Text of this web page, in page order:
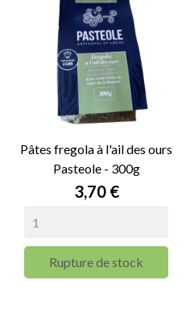
Pâtes fregola à l'ail des ours
Pasteole - 300g
Prix
3,70 €
Rupture de stock